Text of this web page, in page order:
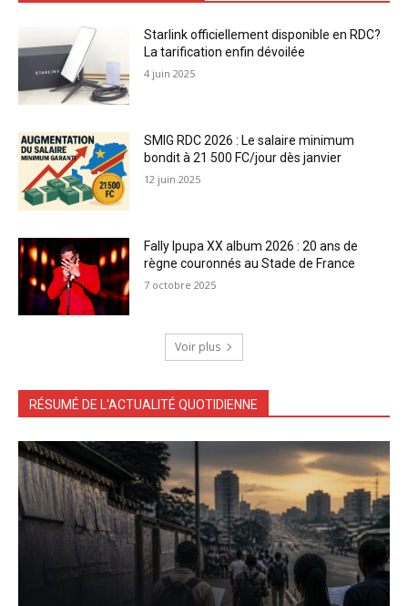
Starlink officiellement disponible en RDC?
La tarification enfin dévoilée
4 juin 2025
SMIG RDC 2026 : Le salaire minimum
bondit à 21 500 FC/jour dès janvier
12 juin 2025
Fally Ipupa XX album 2026 : 20 ans de
règne couronnés au Stade de France
7 octobre 2025
Voir plus
RÉSUMÉ DE L'ACTUALITÉ QUOTIDIENNE